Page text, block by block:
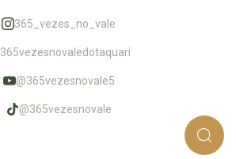
365_vezes_no_vale
365vezesnovaledotaquari
@365vezesnovale5
@365vezesnovale